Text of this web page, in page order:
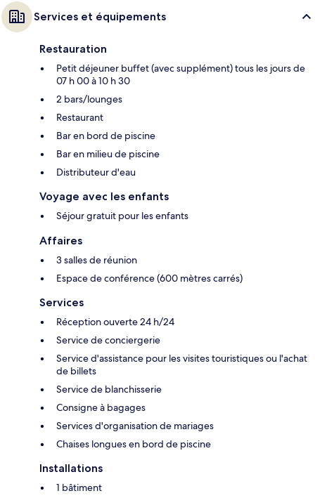
Services et équipements
Restauration
Petit déjeuner buffet (avec supplément) tous les jours de
07 h 00 à 10 h 30
2 bars/lounges
Restaurant
Bar en bord de piscine
Bar en milieu de piscine
Distributeur d'eau
Voyage avec les enfants
Séjour gratuit pour les enfants
Affaires
3 salles de réunion
Espace de conférence (600 mètres carrés)
Services
Réception ouverte 24 h/24
Service de conciergerie
Service d'assistance pour les visites touristiques ou l'achat
de billets
Service de blanchisserie
Consigne à bagages
Services d'organisation de mariages
Chaises longues en bord de piscine
Installations
1 bâtiment